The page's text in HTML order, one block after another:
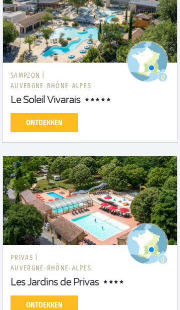
SAMPZON |
AUVERGNE-RHÔNE-ALPES
Le Soleil Vivarais
ONTDEKKEN
PRIVAS |
AUVERGNE-RHÔNE-ALPES
Les Jardins de Privas
ONTDEKKEN